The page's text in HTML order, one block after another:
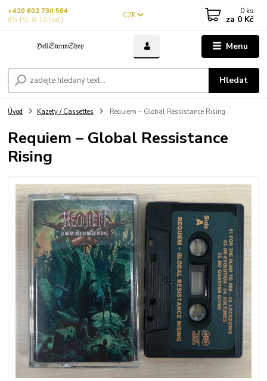
Menu
CZK
Hledat
+420 602 730 564
(Po-Pá, 8-16 hod.)
0 ks
za 0 Kč
Úvod Kazety / Cassettes Requiem – Global Ressistance Rising
Requiem – Global Ressistance
Rising